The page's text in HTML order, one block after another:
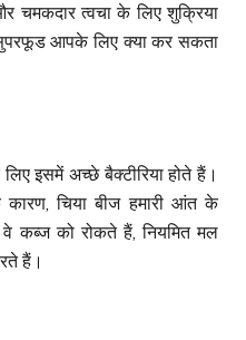
त्वचा के लिए शुक्रिया
आपके लिए क्या कर सकता
इसमें अच्छे बैक्टीरिया होते हैं।
चिया बीज हमारी आंत के
कब्ज को रोकते हैं, नियमित मल
हैं।